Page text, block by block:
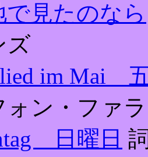
で見たのなら
ズ
im Mai
ォン・ファ
日曜日